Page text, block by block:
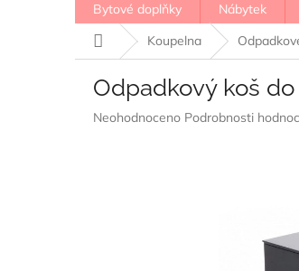
Bytové doplňky Nábytek
Domů
Koupelna
Odpadkový koš
Průměrné
Neohodnoceno Podrobnosti